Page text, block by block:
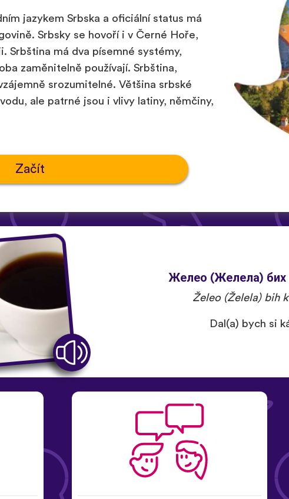
jazykem Srbska a oficiální status má
Srbsky se hovoří i v Černé Hoře,
Srbština má dva písemné systémy,
zaměnitelně používají. Srbština,
srozumitelné. Většina srbské
ale patrné jsou i vlivy latiny, němčiny,
Začít
Желео (Желела) бих
Želeo (Želela) bih
Dal(a) bych si